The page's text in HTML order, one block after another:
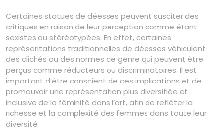
Certaines statues de déesses peuvent susciter des
critiques en raison de leur perception comme étant
sexistes ou stéréotypées. En effet, certaines
représentations traditionnelles de déesses véhiculent
des clichés ou des normes de genre qui peuvent être
perçus comme réducteurs ou discriminatoires. Il est
important d’être conscient de ces implications et de
promouvoir une représentation plus diversifiée et
inclusive de la féminité dans l’art, afin de refléter la
richesse et la complexité des femmes dans toute leur
diversité.